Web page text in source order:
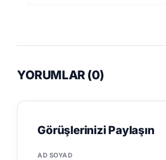
YORUMLAR (0)
Görüşlerinizi Paylaşın
AD SOYAD